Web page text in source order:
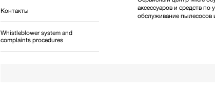
Контакты
Whistleblower system and
complaints procedures
аксессуаров и средств по
обслуживание